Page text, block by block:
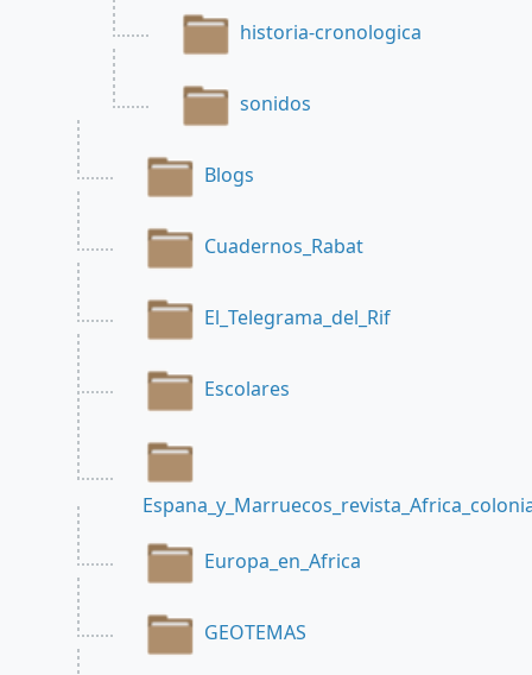
historia-cronologica
sonidos
Blogs
Cuadernos_Rabat
El_Telegrama_del_Rif
Escolares
Europa_en_Africa
GEOTEMAS